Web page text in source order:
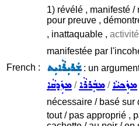
French :
1) révélé , manifesté
pour preuve ,
, inattaquable ,
manifestée par
ܫܲܪܝܼܪܵܐܝܼܬ: un
ܡܙܲܕܩܵܐ /ܡܒܲܪܪܵܐ /ܡܙܲܟܝܵܐ
nécessaire / basé sur
tout / pas approprié ,